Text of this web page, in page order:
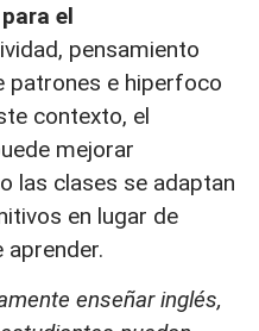
el
pensamiento
patrones e hiperfoco
contexto, el
mejorar
las clases se adaptan
en lugar de
aprender.
enseñar inglés,